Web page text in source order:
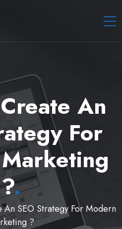
An
For
?.
An SEO Strategy For Modern
?